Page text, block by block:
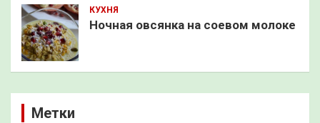
КУХНЯ
Ночная овсянка на соевом молоке
Метки